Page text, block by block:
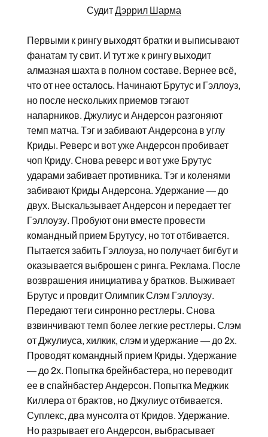
СудитДэррил Шарма
Первыми к рингу выходят братки и выписывают
фанатам ту свит. И тут же к рингу выходит
алмазная шахта в полном составе. Вернее всё,
что от нее осталось. Начинают Брутус и Гэллоуз,
но после нескольких приемов тэгают
напарников. Джулиус и Андерсон разгоняют
темп матча. Тэг и забивают Андерсона в углу
Криды. Реверс и вот уже Андерсон пробивает
чоп Криду. Снова реверс и вот уже Брутус
ударами забивает противника. Тэг и коленями
забивают Криды Андерсона. Удержание — до
двух. Выскальзывает Андерсон и передает тег
Гэллоузу. Пробуют они вместе провести
командный прием Брутусу, но тот отбивается.
Пытается забить Гэллоуза, но получает бигбут и
оказывается выброшен с ринга. Реклама. После
возврашения инициатива у братков. Выживает
Брутус и провдит Олимпик Слэм Гэллоузу.
Передают теги синронно рестлеры. Снова
взвинчивают темп более легкие рестлеры. Слэм
от Джулиуса, хилкик, слэм и удержание — до 2х.
Проводят командный прием Криды. Удержание
— до 2х. Попытка брейнбастера, но переводит
ее в спайнбастер Андерсон. Попытка Меджик
Киллера от брактов, но Джулиус отбивается.
Суплекс, два мунсолта от Кридов. Удержание.
Но разрывает его Андерсон, выбрасывает